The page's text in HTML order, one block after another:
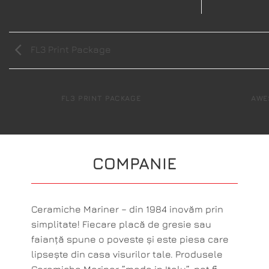
FL3 Print Package
FL3 PRINT PACKAGE
COMPANIE
Ceramiche Mariner – din 1984 inovăm prin
simplitate! Fiecare placă de gresie sau
faianță spune o poveste și este piesa care
lipsește din casa visurilor tale. Produsele